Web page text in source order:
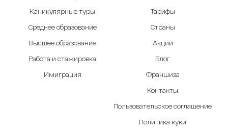
Каникулярные туры
Среднее образование
Высшее образование
Работа и стажировка
Имиграция
Тарифы
Страны
Акции
Блог
Франшиза
Контакты
Пользовательское соглашение
Политика куки